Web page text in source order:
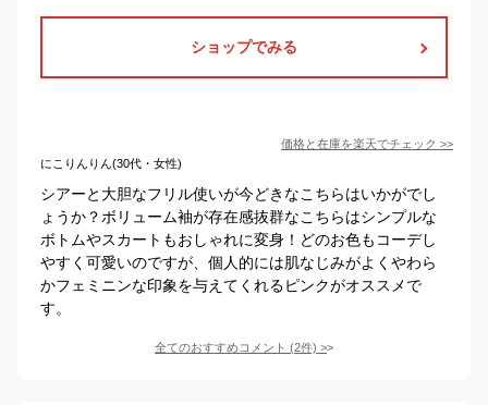
ショップでみる
価格と在庫を楽天でチェック >>
にこりんりん(30代・女性)
シアーと大胆なフリル使いが今どきなこちらはいかがでし
ょうか？ボリューム袖が存在感抜群なこちらはシンプルな
ボトムやスカートもおしゃれに変身！どのお色もコーデし
やすく可愛いのですが、個人的には肌なじみがよくやわら
かフェミニンな印象を与えてくれるピンクがオススメで
す。
全てのおすすめコメント (2件) >